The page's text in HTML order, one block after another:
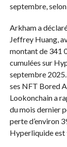
septembre,
Arkham a
Jeffrey Huang,
montant de 341
cumulées sur
septembre
ses NFT Bored
Lookonchain a
du mois dernier
perte d’environ
Hyperliquide est